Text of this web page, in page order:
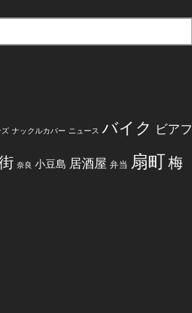
ズ ナックルカバー ニュース バイク ビアフ
奈良 小豆島 居酒屋 弁当 扇町梅